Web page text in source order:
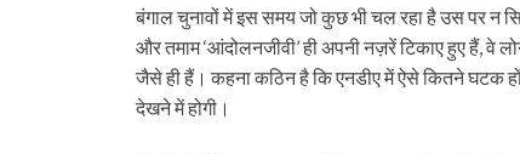
बंगाल चुनावों में इस समय जो कुछ भी चल रहा है उस पर न
और तमाम ‘आंदोलनजीवी’ ही अपनी नज़रें टिकाए हुए हैं, वे
जैसे ही हैं। कहना कठिन है कि एनडीए में ऐसे कितने घटक
देखने में होगी।